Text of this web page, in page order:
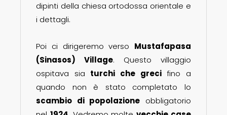
dipinti della chiesa ortodossa orientale e
i dettagli.
Poi ci dirigeremo verso Mustafapasa
(Sinasos) Village. Questo villaggio
ospitava sia turchi che grecifino a
quando non è stato completato lo
scambio di popolazione obbligatorio